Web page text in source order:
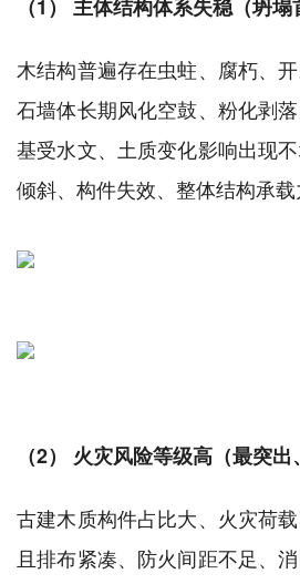
（1） 主体结构体系失稳（坍塌
木结构普遍存在虫蛀、腐朽、
石墙体长期风化空鼓、粉化剥
基受水文、土质变化影响出现
倾斜、构件失效、整体结构承载
（2） 火灾风险等级高（最突出
古建木质构件占比大、火灾荷
且排布紧凑、防火间距不足、